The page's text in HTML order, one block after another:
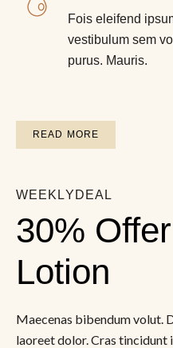
Fois eleifend
vestibulum sem
purus. Mauris.
READ MORE
WEEKLYDEAL
30%
Lotion
Maecenas bibendum volut.
laoreet dolor. Cras tincidunt